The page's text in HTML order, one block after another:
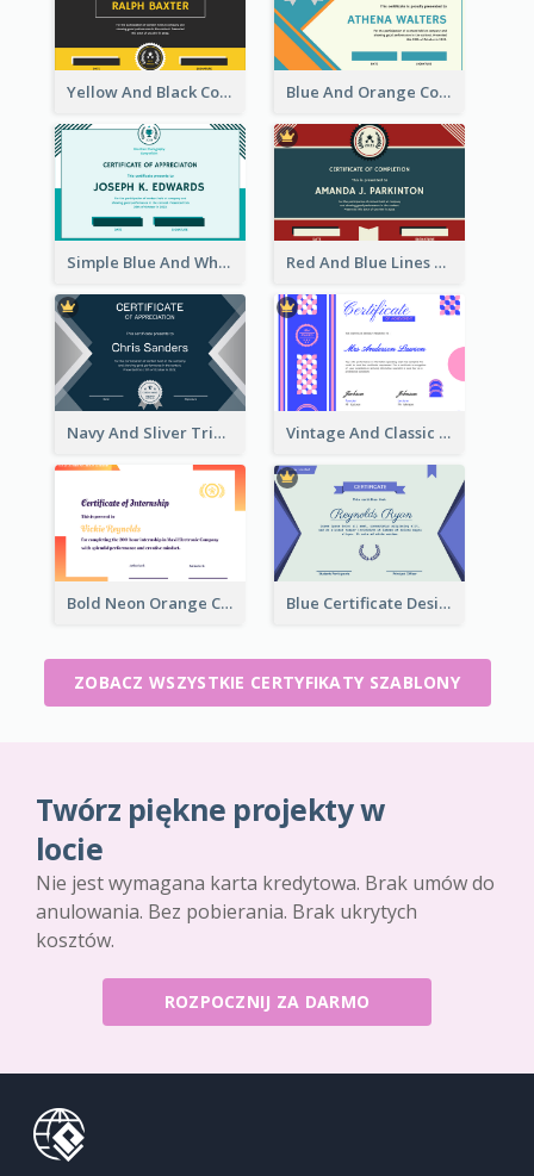
Yellow And Black Contrast Simple Certificate Blue And Orange Company Triangles With Badge Certificate
Simple Blue And White Rectangle Certificate Red And Blue Lines And Badge Completion Certificate
Navy And Sliver Triangles Appreciation Certificate Vintage And Classic Vibrant Certificate Design Ideas
Bold Neon Orange Certificate Design For Internship Blue Certificate Design For Class Attendance
ZOBACZ WSZYSTKIE CERTYFIKATY SZABLONY
Twórz piękne projekty w
locie
Nie jest wymagana karta kredytowa. Brak umów do
anulowania. Bez pobierania. Brak ukrytych
kosztów.
ROZPOCZNIJ ZA DARMO